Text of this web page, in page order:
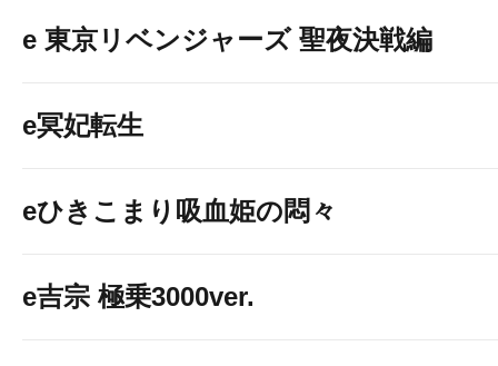
e 東京リベンジャーズ 聖夜決戦編
e冥妃転生
eひきこまり吸血姫の悶々
e吉宗 極乗3000ver.